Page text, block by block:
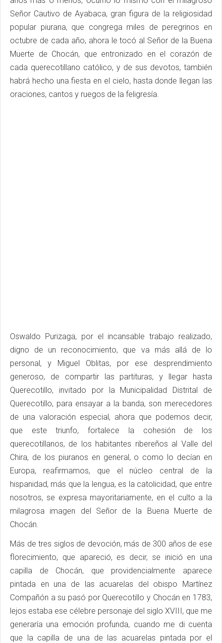
Señor Cautivo de Ayabaca, gran figura de la religiosidad
popular piurana, que congrega miles de peregrinos en
octubre de cada año, ahora le tocó al Señor de la Buena
Muerte de Chocán, que entronizado en el corazón de
cada querecotillano católico, y de sus devotos, también
habrá hecho una fiesta en el cielo, hasta donde llegan las
oraciones, cantos y ruegos de la feligresía.
Oswaldo Purizaga, por el incansable trabajo realizado,
digno de un reconocimiento, que va más allá de lo
personal, y Miguel Oblitas, por ese desprendimiento
generoso, de compartir las partituras, y llegar hasta
Querecotillo, invitado por la Municipalidad Distrital de
Querecotillo, para ensayar a la banda, son merecedores
de una valoración especial, ahora que podemos decir,
que este triunfo, fortalece la cohesión de los
querecotillanos, de los habitantes ribereños al Valle del
Chira, de los piuranos en general, o como lo decían en
Europa, reafirmamos, que el núcleo central de la
hispanidad, más que la lengua, es la catolicidad, que entre
nosotros, se expresa mayoritariamente, en el culto a la
milagrosa imagen del Señor de la Buena Muerte de
Chocán.
Más de tres siglos de devoción, más de 300 años de ese
florecimiento, que apareció, es decir, se inició en una
capilla de Chocán, que providencialmente aparece
pintada en una de las acuarelas del obispo Martínez
Compañón a su pasó por Querecotillo y Chocán en 1783,
lejos estaba ese célebre personaje del siglo XVIII, que me
generaría una emoción profunda, cuando me di cuenta
que la capilla de una de las acuarelas pintada por el